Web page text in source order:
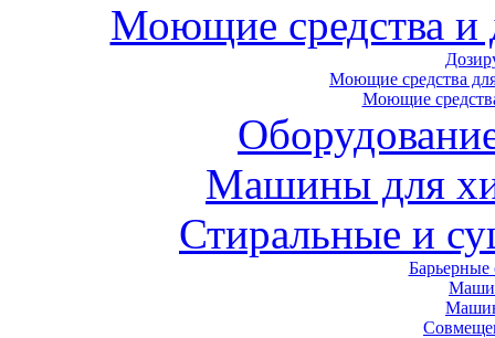
Моющие средства
Моющие средства
Моющие
Машины для
Стиральные и